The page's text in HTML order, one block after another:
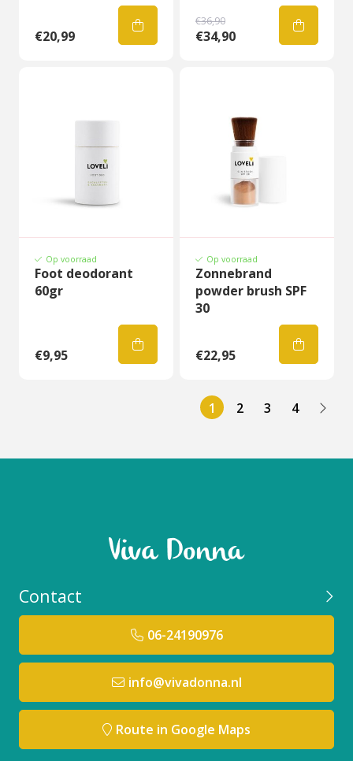
€20,99
€36,90
€34,90
Op voorraad
Foot deodorant
60gr
€9,95
Op voorraad
Zonnebrand
powder brush SPF
30
€22,95
1 2 3 4
Contact
06-24190976
info@vivadonna.nl
Route in Google Maps